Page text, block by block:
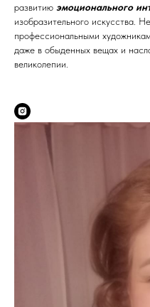
развитию эмоционального
изобразительного искусства.
профессиональными
даже в обыденных вещах и
великолепии.